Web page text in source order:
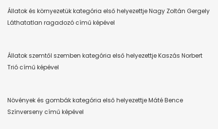
Állatok és környezetük kategória első helyezettje Nagy Zoltán Gergely
Láthatatlan ragadozó című képével
Állatok szemtől szemben kategória első helyezettje Kaszás Norbert
Trió című képével
Növények és gombák kategória első helyezettje Máté Bence
Színverseny című képével